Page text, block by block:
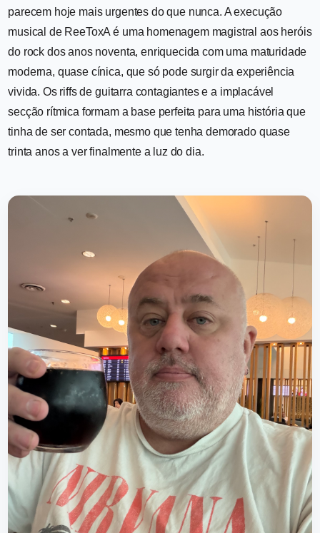
parecem hoje mais urgentes do que nunca. A execução
musical de ReeToxA é uma homenagem magistral aos heróis
do rock dos anos noventa, enriquecida com uma maturidade
moderna, quase cínica, que só pode surgir da experiência
vivida. Os riffs de guitarra contagiantes e a implacável
secção rítmica formam a base perfeita para uma história que
tinha de ser contada, mesmo que tenha demorado quase
trinta anos a ver finalmente a luz do dia.